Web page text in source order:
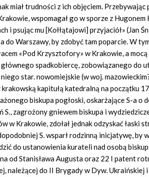
miał trudności z ich objęciem.
wspomagał go w sporze z Hugonem
i psując mu [Kołłątajowi] przyjaciół» (Jan
do Warszawy, by zdobyć tam poparcie. W
«Pod Krzysztofory» w Krakowie, a
spadkobiercę, zobowiązanego do
niego star. nowomiejskie (w woj.
krakowską kapitułą katedralną na początku
biskupa pogłoski, oskarżające S-a o
S., zagrożony gniewem biskupa i
w Krakowie, zdołał jednak odzyskać łaski
S. wsparł rodzinną inicjatywę, by
do ustanowienia kurateli nad osobą
od Stanisława Augusta oraz 22 I patent
należącej do II Brygady w Dyw. Ukraińskiej